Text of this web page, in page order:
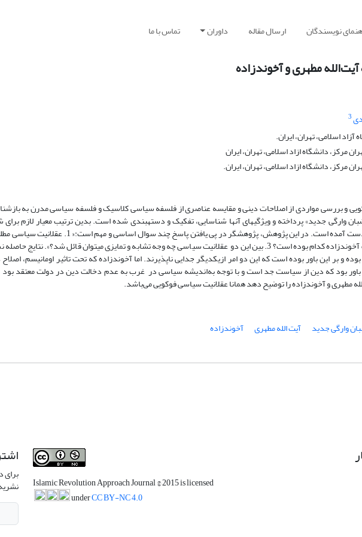
نویسندگان ارسال مقاله داوران تماس با ما
مطهری و آخوندزاده
3
اسلامی، تهران، ایران.
دانشگاه ازاد اسلامی، تهران، ایران
دانشگاه ازاد اسلامی، تهران، ایران.
و بررسی مواردی از اصلاحات دینی و مقایسه­ عناصری از فلسفه سیاسی کلاسیک و فلسفه سیاسی مدرن به
وارگی جدید» پرداخته و ویژگی­های آن­ها شناسایی، تفکیک و دسته­بندی شده است. بدین ترتیب معیار لازم برای
عقلانیت سیاسی موردنظرآیت­الله مطهری و آخوندزاده بدست آمده است. در این پژوهش، پژوهشگر در پی یافتن پاسخ چند
و بر این باور بوده است که این دو امر ازیکدیگر جدایی ناپذیرند. اما آخوندزاده که تحت تاثیر اومانیسم،
بود که دین از سیاست جد است و با توجه به‌اندیشه سیاسی در غرب به عدم دخالت دین در دولت معتقد بود
مطهری و آخوندزاده را توضیح دهد همانا عقلانیت سیاسی فوکویی می‌باشد.
وارگی جدید آیت الله مطهری
آخوندزاده
Islamic Revolution Approach Journal© 2015 is licensed
underCC BY-NC 4.0
برای